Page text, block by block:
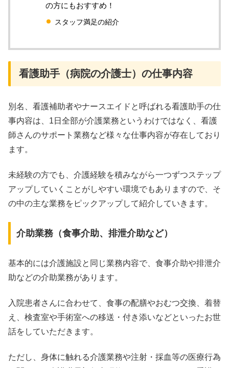
の方にもおすすめ！
スタッフ満足の紹介
看護助手（病院の介護士）の仕事内容
別名、看護補助者やナースエイドと呼ばれる看護助手の仕
事内容は、1日全部が介護業務というわけではなく、看護
師さんのサポート業務など様々な仕事内容が存在しており
ます。
未経験の方でも、介護経験を積みながら一つずつステップ
アップしていくことがしやすい環境でもありますので、そ
の中の主な業務をピックアップして紹介していきます。
介助業務（食事介助、排泄介助など）
基本的には介護施設と同じ業務内容で、食事介助や排泄介
助などの介助業務があります。
入院患者さんに合わせて、食事の配膳やおむつ交換、着替
え、検査室や手術室への移送・付き添いなどといったお世
話をしていただきます。
ただし、身体に触れる介護業務や注射・採血等の医療行為